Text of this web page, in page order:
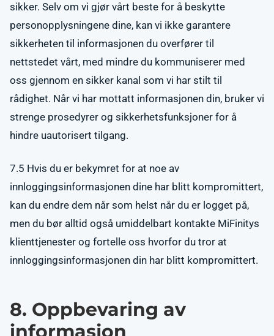
sikker. Selv om vi gjør vårt beste for å beskytte
personopplysningene dine, kan vi ikke garantere
sikkerheten til informasjonen du overfører til
nettstedet vårt, med mindre du kommuniserer med
oss gjennom en sikker kanal som vi har stilt til
rådighet. Når vi har mottatt informasjonen din, bruker vi
strenge prosedyrer og sikkerhetsfunksjoner for å
hindre uautorisert tilgang.
7.5 Hvis du er bekymret for at noe av
innloggingsinformasjonen dine har blitt kompromittert,
kan du endre dem når som helst når du er logget på,
men du bør alltid også umiddelbart kontakte MiFinitys
klienttjenester og fortelle oss hvorfor du tror at
innloggingsinformasjonen din har blitt kompromittert.
8. Oppbevaring av
informasjon